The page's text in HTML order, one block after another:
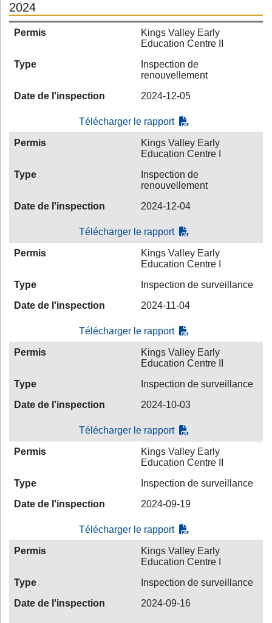
2024
Permis
Kings Valley Early
Education Centre II
Type
Inspection de
renouvellement
Date de l'inspection
2024-12-05
Télécharger le rapport
Permis
Kings Valley Early
Education Centre I
Type
Inspection de
renouvellement
Date de l'inspection
2024-12-04
Télécharger le rapport
Permis
Kings Valley Early
Education Centre I
Type
Inspection de surveillance
Date de l'inspection
2024-11-04
Télécharger le rapport
Permis
Kings Valley Early
Education Centre II
Type
Inspection de surveillance
Date de l'inspection
2024-10-03
Télécharger le rapport
Permis
Kings Valley Early
Education Centre II
Type
Inspection de surveillance
Date de l'inspection
2024-09-19
Télécharger le rapport
Permis
Kings Valley Early
Education Centre I
Type
Inspection de surveillance
Date de l'inspection
2024-09-16